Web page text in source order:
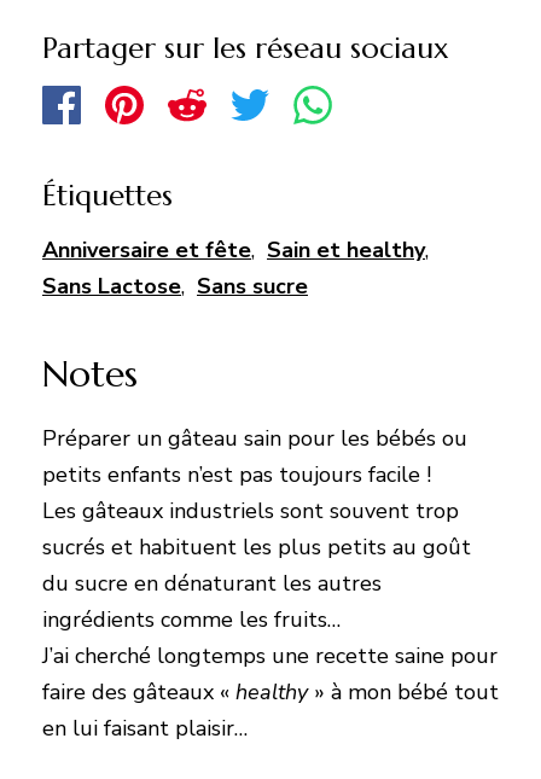
Partager sur les réseau sociaux
Étiquettes
Anniversaire et fête, Sain et healthy,
Sans Lactose, Sans sucre
Notes
Préparer un gâteau sain pour les bébés ou
petits enfants n’est pas toujours facile !
Les gâteaux industriels sont souvent trop
sucrés et habituent les plus petits au goût
du sucre en dénaturant les autres
ingrédients comme les fruits…
J’ai cherché longtemps une recette saine pour
faire des gâteaux « healthy» à mon bébé tout
en lui faisant plaisir…